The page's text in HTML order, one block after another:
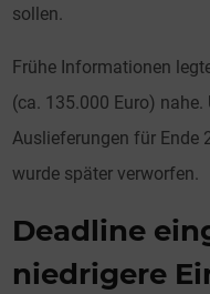
sollen.
Frühe Informationen
(ca. 135.000 Euro)
Auslieferungen für Ende
wurde später verworfen.
Deadline
niedrigere